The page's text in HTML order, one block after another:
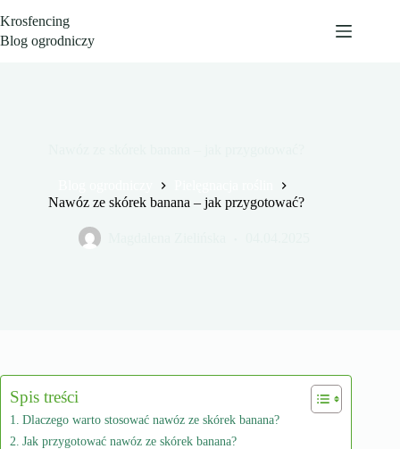
do
treści
Krosfencing
Blog ogrodniczy
Nawóz ze skórek banana – jak przygotować?
Spis treści
Dlaczego warto stosować nawóz ze skórek banana?
Jak przygotować nawóz ze skórek banana?